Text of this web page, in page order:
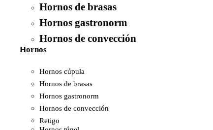
Hornos de brasas
Hornos gastronorm
Hornos de convección
Hornos
Hornos cúpula
Hornos de brasas
Hornos gastronorm
Hornos de convección
Retigo